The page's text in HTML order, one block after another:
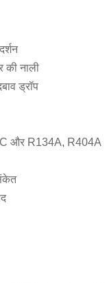
की नाली
ड्रॉप
और R134A, R404A